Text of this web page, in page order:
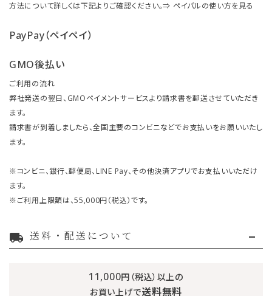
方法について詳しくは下記よりご確認ください。⇒ ペイパルの使い方を見る
PayPay（ペイペイ）
GMO後払い
ご利用の流れ
弊社発送の翌日、GMOペイメントサービスより請求書を郵送させていただき
ます。
請求書が到着しましたら、全国主要のコンビニなどでお支払いをお願いいたし
ます。
※コンビニ、銀行、郵便局、LINE Pay、その他決済アプリでお支払いいただけ
ます。
※ご利用上限額は、55,000円（税込）です。
local_shipping 送料・配送について
11,000円（税込）以上の
お買い上げで送料無料